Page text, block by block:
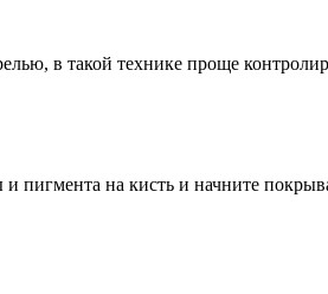
в такой технике проще
пигмента на кисть и начните